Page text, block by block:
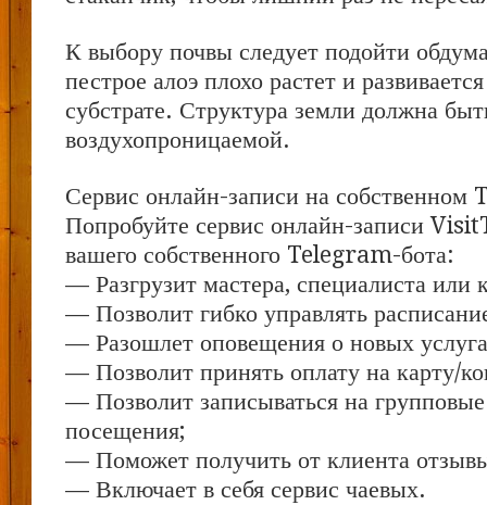
К выбору почвы следует подойти
пестрое алоэ плохо растет и
субстрате. Структура земли должна
воздухопроницаемой.
Сервис онлайн-записи на собственном
Попробуйте сервис онлайн-записи
вашего собственного Telegram-бота:
— Разгрузит мастера, специалиста или
— Позволит гибко управлять
— Разошлет оповещения о новых
— Позволит принять оплату на карту/
— Позволит записываться на
посещения;
— Поможет получить от клиента
— Включает в себя сервис чаевых.